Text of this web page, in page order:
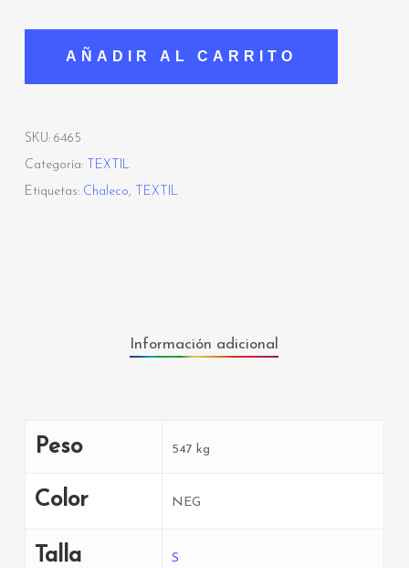
AÑADIR AL CARRITO
SKU: 6465
Categoría:
TEXTIL
Etiquetas: Chaleco, TEXTIL
Información adicional
Peso 547 kg
Color NEG
Talla S